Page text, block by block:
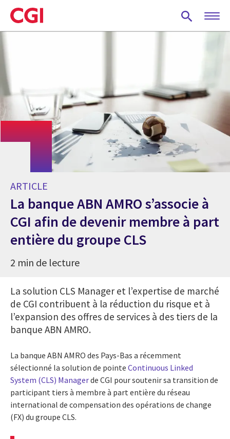
Skip
to
main
ARTICLE
La banque ABN AMRO s’associe à
CGI afin de devenir membre à part
entière du groupe CLS
2 min de lecture
La solution CLS Manager et l’expertise de marché
de CGI contribuent à la réduction du risque et à
l’expansion des offres de services à des tiers de la
banque ABN AMRO.
La banque ABN AMRO des Pays-Bas a récemment
sélectionné la solution de pointe Continuous Linked
System (CLS) Managerde CGI pour soutenir sa transition de
participant tiers à membre à part entière du réseau
international de compensation des opérations de change
(FX) du groupe CLS.